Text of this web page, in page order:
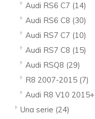
Audi RS6 C7 (14)
Audi RS6 C8 (30)
Audi RS7 C7 (10)
Audi RS7 C8 (15)
Audi RSQ8 (29)
R8 2007-2015 (7)
Audi R8 V10 2015+
Una serie (24)